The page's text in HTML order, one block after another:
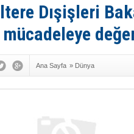
Dışişleri
Ana Sayfa » Dünya